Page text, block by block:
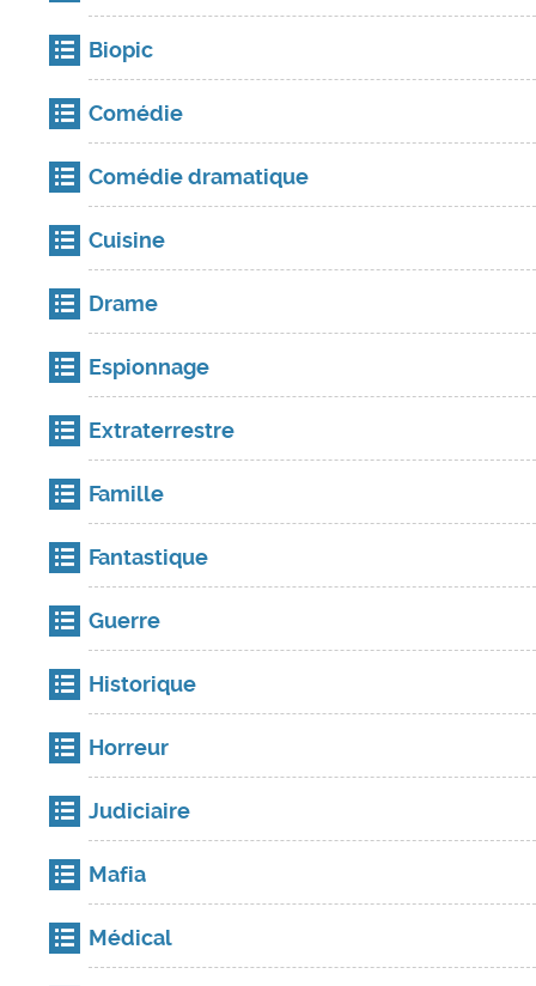
Biopic
Comédie
Comédie dramatique
Cuisine
Drame
Espionnage
Extraterrestre
Famille
Fantastique
Guerre
Historique
Horreur
Judiciaire
Mafia
Médical